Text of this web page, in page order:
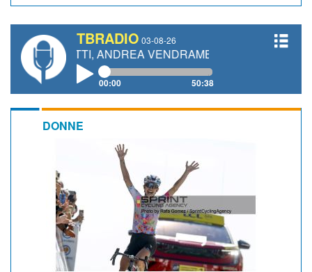
TBRADIO 03-08-26
ANDREA VENDRAME, FILIPPO FIORELLI
00:00 50:38
DONNE